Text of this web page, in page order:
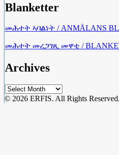
Blanketter
መሕተት ኣባልነት / ANMÄLANS
መሕተት መረጋገጺ መዋቲ / BLANKET
Archives
Archives
© 2026 ERFIS. All Rights